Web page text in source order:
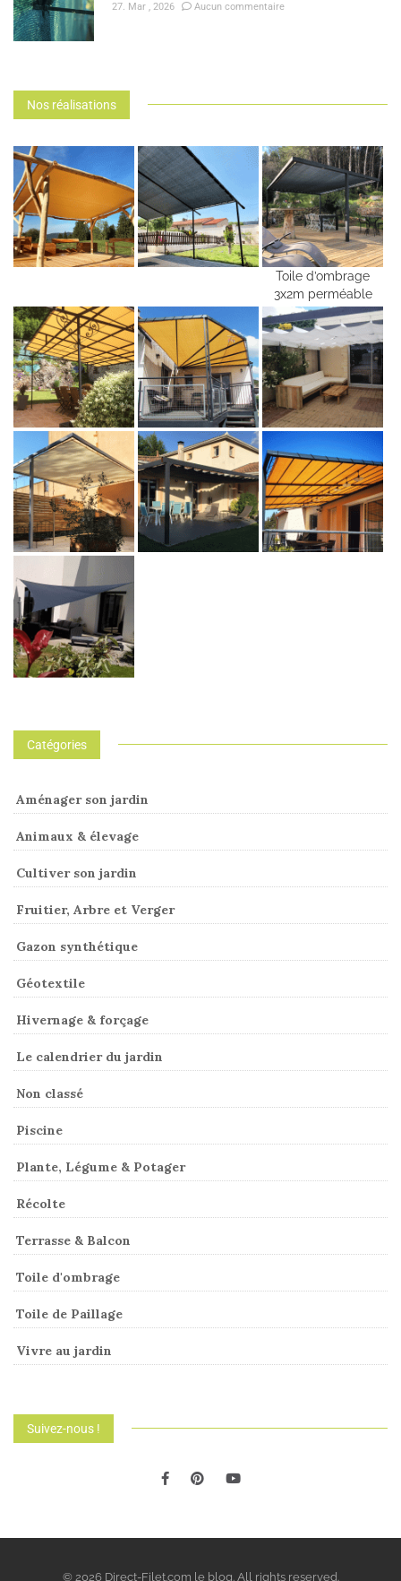
27. Mar , 2026 Aucun commentaire
Nos réalisations
Toile d’ombrage
3x2m perméable
Catégories
Aménager son jardin
Animaux & élevage
Cultiver son jardin
Fruitier, Arbre et Verger
Gazon synthétique
Géotextile
Hivernage & forçage
Le calendrier du jardin
Non classé
Piscine
Plante, Légume & Potager
Récolte
Terrasse & Balcon
Toile d'ombrage
Toile de Paillage
Vivre au jardin
Suivez-nous !
© 2026 Direct-Filet.com le blog. All rights reserved.